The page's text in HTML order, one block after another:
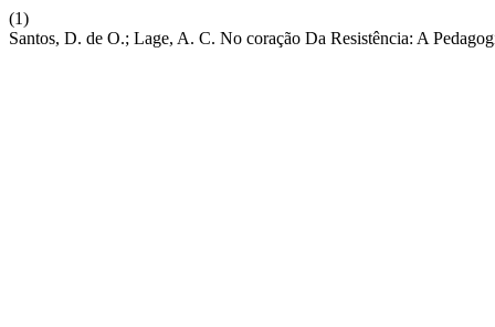
(1)
Santos, D. de O.; Lage, A. C. No coração Da Resistência: A